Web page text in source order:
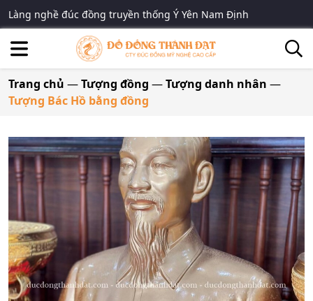
Làng nghề đúc đồng truyền thống Ý Yên Nam Định
Trang chủ —Tượng đồng —Tượng danh nhân —
Tượng Bác Hồ bằng đồng